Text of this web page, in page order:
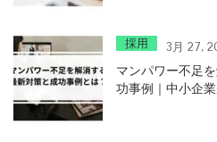
採用 3月 27,
マンパワー不足
功事例｜中小企